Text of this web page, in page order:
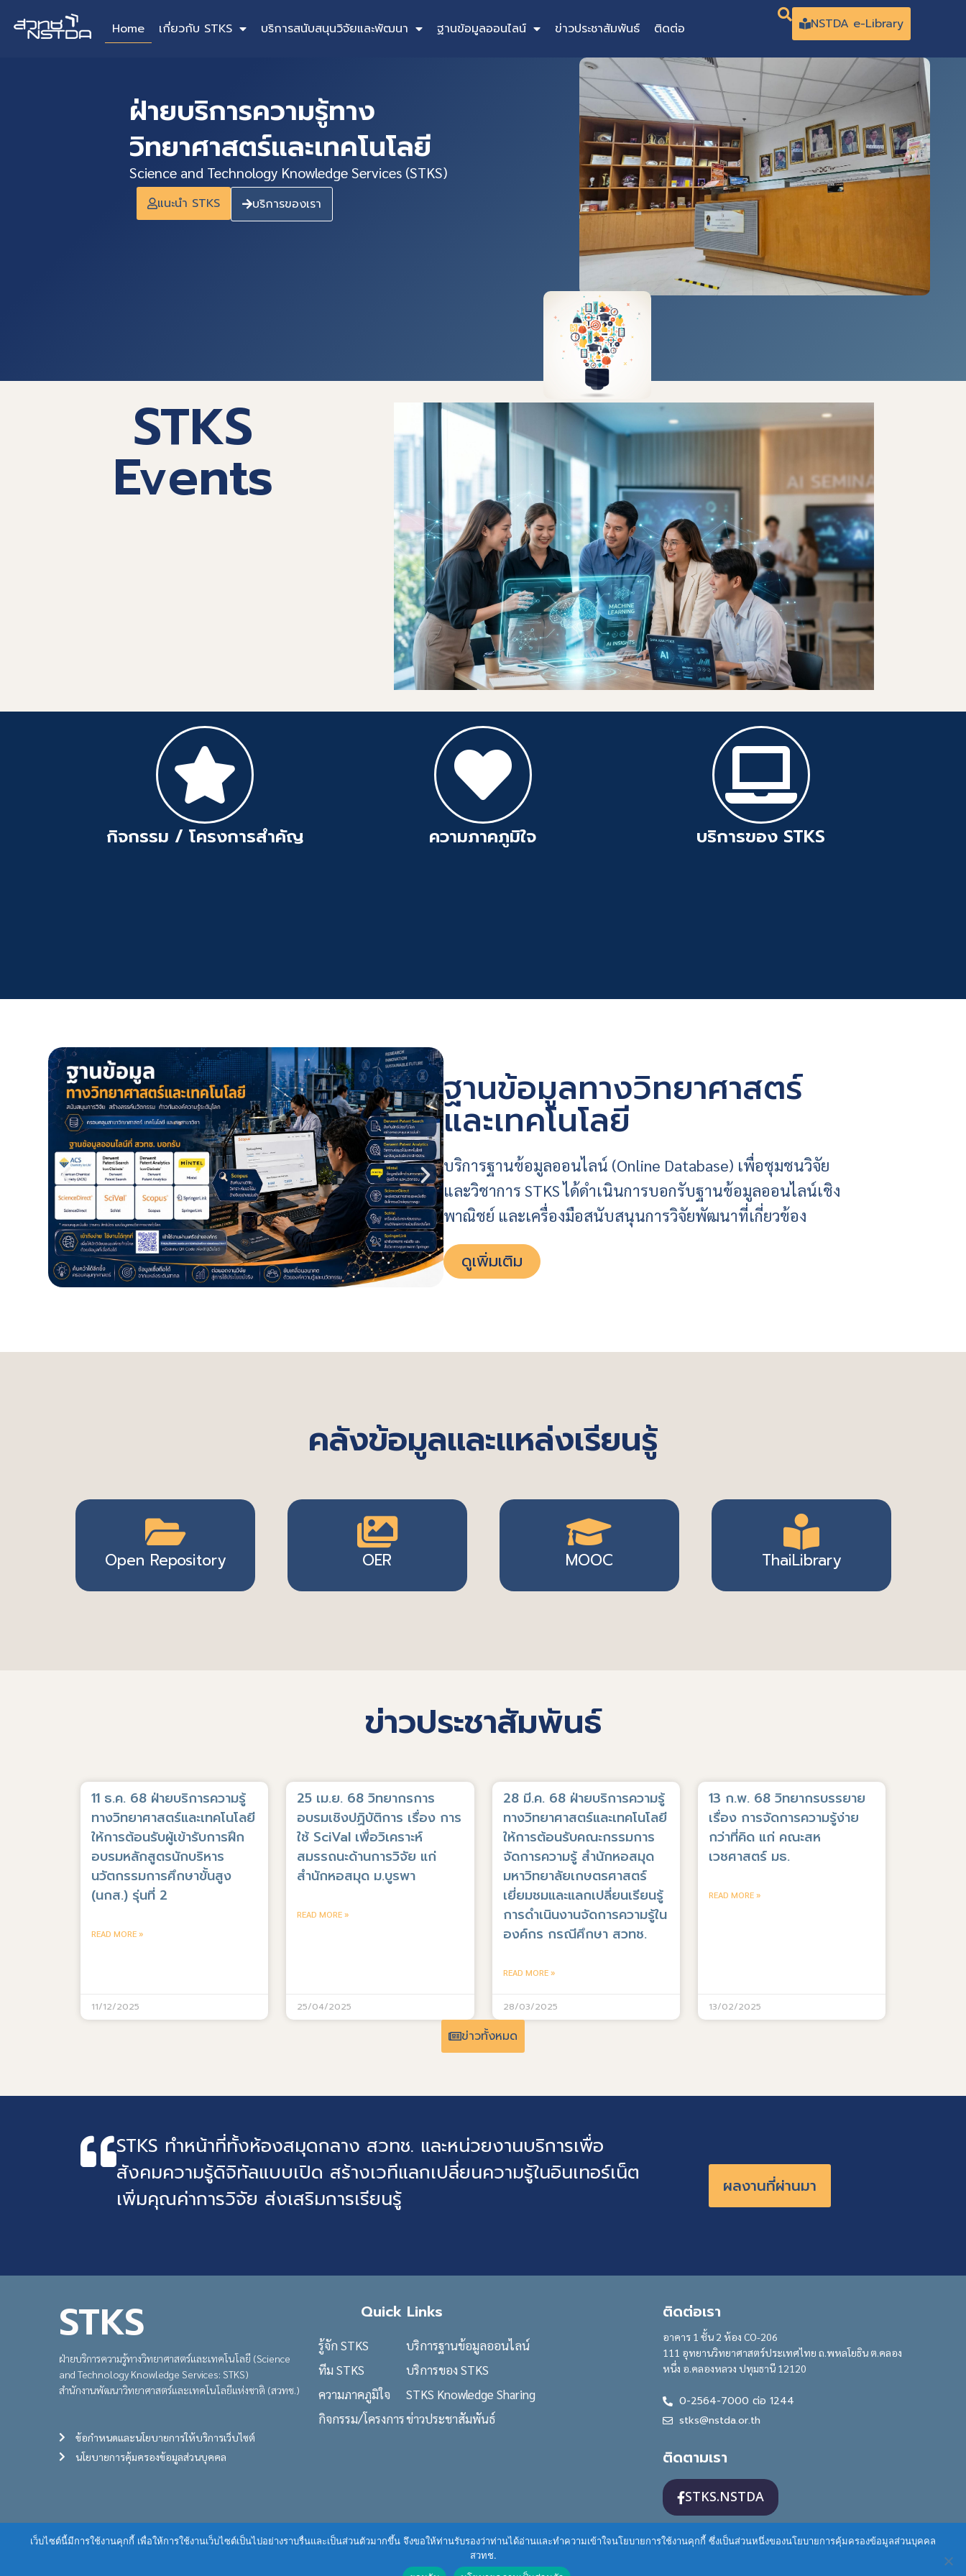
Home เกี่ยวกับ STKS บริการสนับสนุนวิจัยและพัฒนา ฐานข้อมูลออนไลน์ ข่าวประชาสัมพันธ์ ติดต่อ NSTDA e-Library
ฝ่ายบริการความรู้ทาง
วิทยาศาสตร์และเทคโนโลยี
Science and Technology Knowledge Services (STKS)
แนะนำ STKS บริการของเรา
STKS
Events
STKS Knowledge Sharing
กิจกรรมการบรรยายทางวิชาการ เพื่อการเรียนรู้
กิจกรรม / โครงการสำคัญ ความภาคภูมิใจ บริการของ STKS
ฐานข้อมูลทางวิทยาศาสตร์
และเทคโนโลยี
บริการฐานข้อมูลออนไลน์ (Online Database) เพื่อชุมชนวิจัย
และวิชาการ STKS ได้ดำเนินการบอกรับฐานข้อมูลออนไลน์เชิง
พาณิชย์ และเครื่องมือสนับสนุนการวิจัยพัฒนาที่เกี่ยวข้อง
ดูเพิ่มเติม
คลังข้อมูลและแหล่งเรียนรู้
Open Repository OER MOOC ThaiLibrary
ข่าวประชาสัมพันธ์
11 ธ.ค. 68 ฝ่ายบริการความรู้
ทางวิทยาศาสตร์และเทคโนโลยี
ให้การต้อนรับผู้เข้ารับการฝึก
อบรมหลักสูตรนักบริหาร
นวัตกรรมการศึกษาขั้นสูง
(นกส.) รุ่นที่ 2
READ MORE »
11/12/2025
25 เม.ย. 68 วิทยากรการ
อบรมเชิงปฏิบัติการ เรื่อง การ
ใช้ SciVal เพื่อวิเคราะห์
สมรรถนะด้านการวิจัย แก่
สำนักหอสมุด ม.บูรพา
READ MORE »
25/04/2025
28 มี.ค. 68 ฝ่ายบริการความรู้
ทางวิทยาศาสตร์และเทคโนโลยี
ให้การต้อนรับคณะกรรมการ
จัดการความรู้ สำนักหอสมุด
มหาวิทยาลัยเกษตรศาสตร์
เยี่ยมชมและแลกเปลี่ยนเรียนรู้
การดำเนินงานจัดการความรู้ใน
องค์กร กรณีศึกษา สวทช.
READ MORE »
28/03/2025
13 ก.พ. 68 วิทยากรบรรยาย
เรื่อง การจัดการความรู้ง่าย
กว่าที่คิด แก่ คณะสห
เวชศาสตร์ มธ.
READ MORE »
13/02/2025
ข่าวทั้งหมด
STKS ทำหน้าที่ทั้งห้องสมุดกลาง สวทช. และหน่วยงานบริการเพื่อ
สังคมความรู้ดิจิทัลแบบเปิด สร้างเวทีแลกเปลี่ยนความรู้ในอินเทอร์เน็ต
เพิ่มคุณค่าการวิจัย ส่งเสริมการเรียนรู้
ผลงานที่ผ่านมา
STKS
ฝ่ายบริการความรู้ทางวิทยาศาสตร์และเทคโนโลยี (Science
and Technology Knowledge Services: STKS)
สำนักงานพัฒนาวิทยาศาสตร์และเทคโนโลยีแห่งชาติ (สวทช.)
ข้อกำหนดและนโยบายการให้บริการเว็บไซต์
นโยบายการคุ้มครองข้อมูลส่วนบุคคล
Quick Links
รู้จัก STKS
ทีม STKS
ความภาคภูมิใจ
กิจกรรม/โครงการ
บริการฐานข้อมูลออนไลน์
บริการของ STKS
STKS Knowledge Sharing
ข่าวประชาสัมพันธ์
ติดต่อเรา
อาคาร 1 ชั้น 2 ห้อง CO-206
111 อุทยานวิทยาศาสตร์ประเทศไทย ถ.พหลโยธิน ต.คลอง
หนึ่ง อ.คลองหลวง ปทุมธานี 12120
0-2564-7000 ต่อ 1244
stks@nstda.or.th
ติดตามเรา
STKS.NSTDA
STKS is licensed under aCreative Commons Attribution-NonCommercial 3.0 Thailand License
เว็บไซต์นี้มีการใช้งานคุกกี้ เพื่อให้การใช้งานเว็บไซต์เป็นไปอย่างราบรื่นและเป็นส่วนตัวมากขึ้น จึงขอให้ท่านรับรองว่าท่านได้อ่านและทำความเข้าใจนโยบายการใช้งานคุกกี้ ซึ่งเป็นส่วนหนึ่งของนโยบายการคุ้มครองข้อมูลส่วนบุคคล
สวทช.